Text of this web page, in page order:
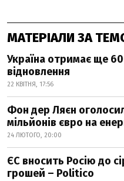
МАТЕРІАЛИ ЗА
Україна отримає ще
відновлення
22 КВІТНЯ, 17:56
Фон дер Ляєн
мільйонів євро на
24 ЛЮТОГО, 20:00
ЄС вносить Росію до
грошей – Politico